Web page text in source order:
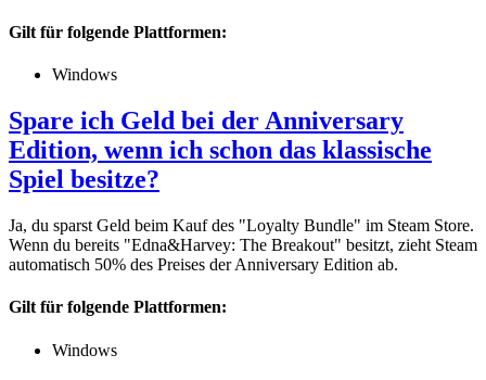
Gilt für folgende Plattformen:
Windows
Spare ich Geld bei der Anniversary
Edition, wenn ich schon das klassische
Spiel besitze?
Ja, du sparst Geld beim Kauf des "Loyalty Bundle" im Steam Store.
Wenn du bereits "Edna&Harvey: The Breakout" besitzt, zieht Steam
automatisch 50% des Preises der Anniversary Edition ab.
Gilt für folgende Plattformen:
Windows